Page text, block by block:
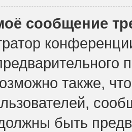
сообщение
также,
быть